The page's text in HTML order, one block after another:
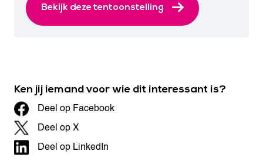
Bekijk deze tentoonstelling
Ken jij iemand voor wie dit interessant is?
Deel op Facebook
Deel op X
Deel op LinkedIn